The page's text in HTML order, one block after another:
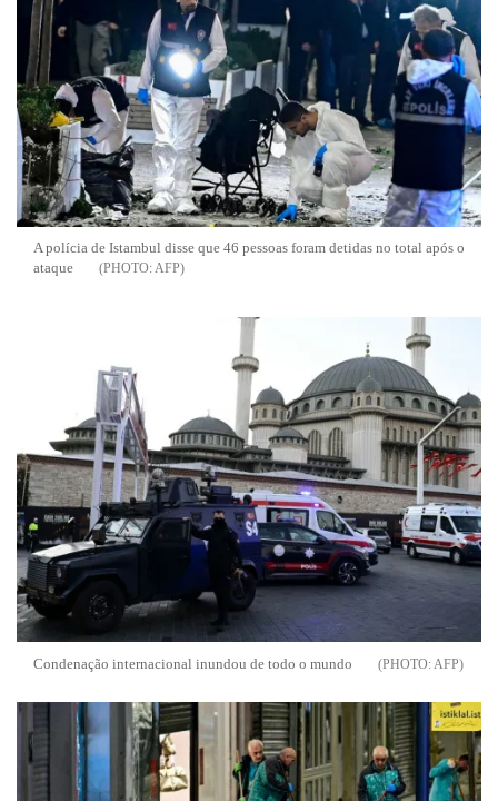
A polícia de Istambul disse que 46 pessoas foram detidas no total após o
ataque
AFP
Condenação internacional inundou de todo o mundo AFP